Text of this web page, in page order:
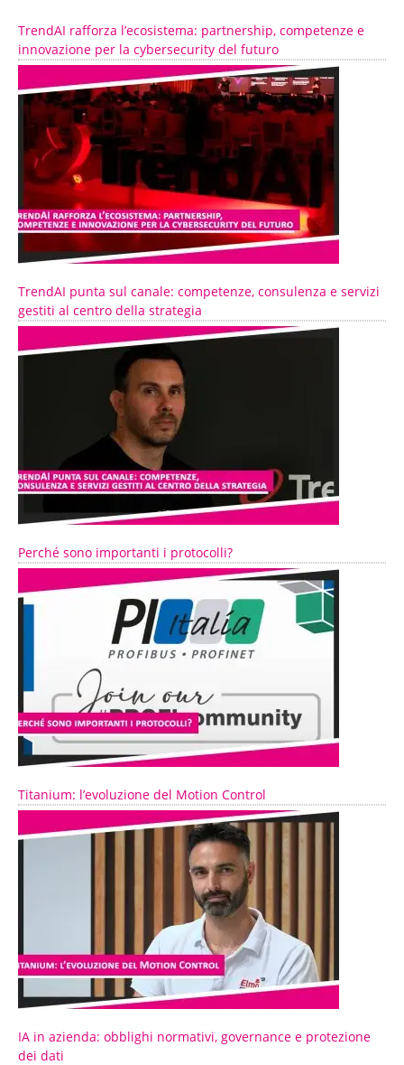
TrendAI rafforza l’ecosistema: partnership, competenze e
innovazione per la cybersecurity del futuro
TrendAI punta sul canale: competenze, consulenza e servizi
gestiti al centro della strategia
Perché sono importanti i protocolli?
Titanium: l’evoluzione del Motion Control
IA in azienda: obblighi normativi, governance e protezione
dei dati